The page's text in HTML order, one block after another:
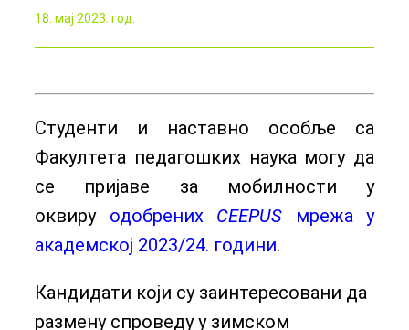
18. мај 2023. год.
Студенти и наставно особље са
Факултета педагошких наука могу да
се пријаве за мобилности у
оквиру одобрених CEEPUS мрежа у
академској 2023/24. години.
Кандидати који су заинтересовани да
размену спроведу у зимском